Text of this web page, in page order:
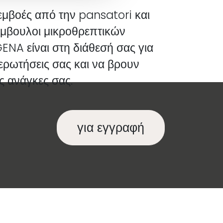
εμβοές από την pansatori και
μικροθρεπτικών
είναι στη διάθεσή σας για
σας και να βρουν
ανάγκες σας.
για εγγραφή